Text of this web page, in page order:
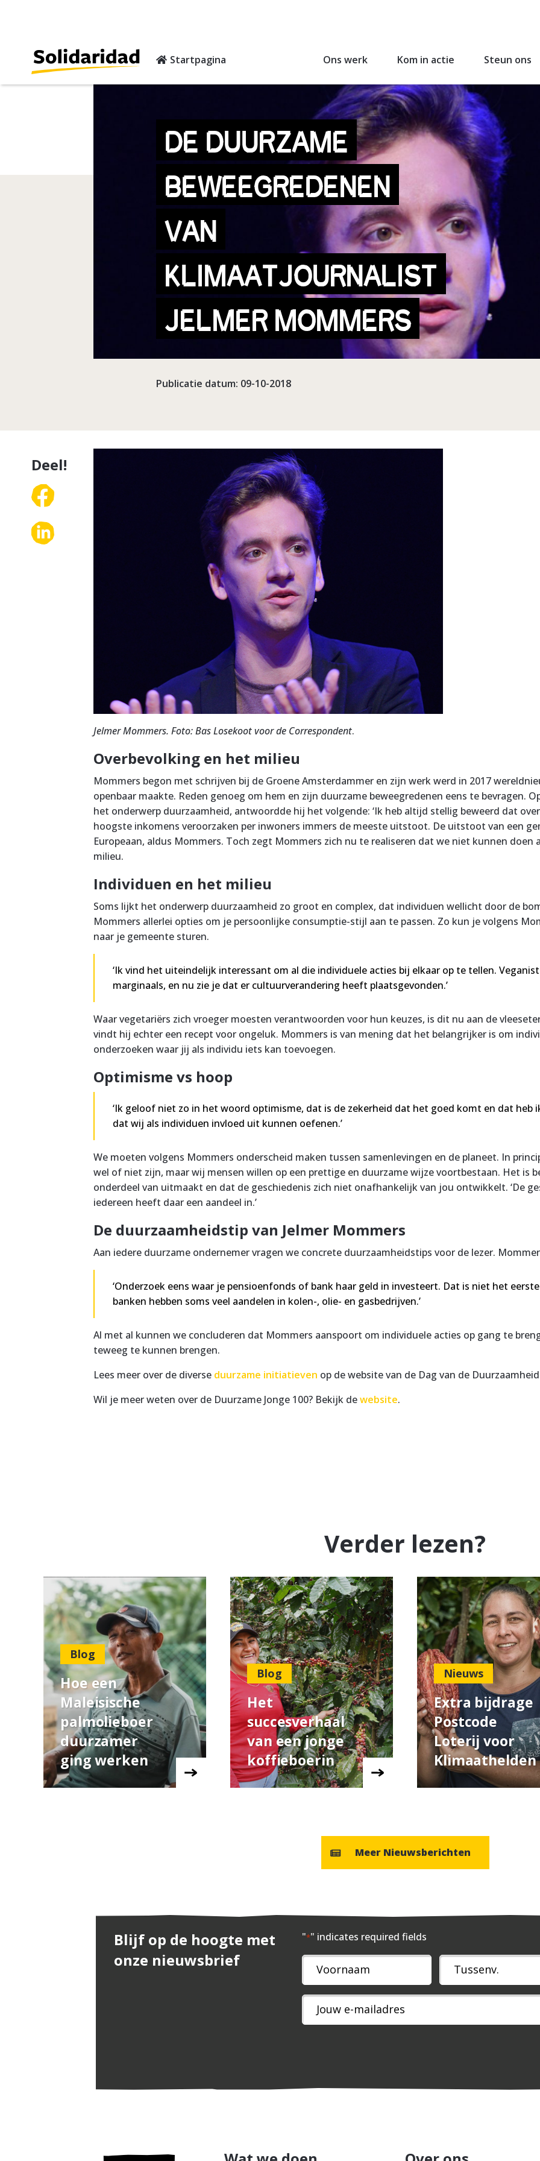
Startpagina Ons werk Kom in actie Steun ons
DE DUURZAME
BEWEEGREDENEN
VAN
KLIMAATJOURNALIST
JELMER MOMMERS
Publicatie datum: 09-10-2018
Deel!
Jelmer Mommers. Foto: Bas Losekoot voor de Correspondent.
Overbevolking en het milieu
Mommers begon met schrijven bij de Groene Amsterdammer en zijn werk werd in 2017
openbaar maakte. Reden genoeg om hem en zijn duurzame beweegredenen eens te bevragen.
het onderwerp duurzaamheid, antwoordde hij het volgende: ‘Ik heb altijd stellig beweerd dat
hoogste inkomens veroorzaken per inwoners immers de meeste uitstoot. De uitstoot van een
Europeaan, aldus Mommers. Toch zegt Mommers zich nu te realiseren dat we niet kunnen
milieu.
Individuen en het milieu
Soms lijkt het onderwerp duurzaamheid zo groot en complex, dat individuen wellicht door de
Mommers allerlei opties om je persoonlijke consumptie-stijl aan te passen. Zo kun je volgens
naar je gemeente sturen.
‘Ik vind het uiteindelijk interessant om al die individuele acties bij elkaar op te tellen.
marginaals, en nu zie je dat er cultuurverandering heeft plaatsgevonden.’
Waar vegetariërs zich vroeger moesten verantwoorden voor hun keuzes, is dit nu aan de
vindt hij echter een recept voor ongeluk. Mommers is van mening dat het belangrijker is om
onderzoeken waar jij als individu iets kan toevoegen.
Optimisme vs hoop
‘Ik geloof niet zo in het woord optimisme, dat is de zekerheid dat het goed komt en dat heb
dat wij als individuen invloed uit kunnen oefenen.’
We moeten volgens Mommers onderscheid maken tussen samenlevingen en de planeet. In
wel of niet zijn, maar wij mensen willen op een prettige en duurzame wijze voortbestaan. Het is
onderdeel van uitmaakt en dat de geschiedenis zich niet onafhankelijk van jou ontwikkelt. ‘De
iedereen heeft daar een aandeel in.’
De duurzaamheidstip van Jelmer Mommers
Aan iedere duurzame ondernemer vragen we concrete duurzaamheidstips voor de lezer.
‘Onderzoek eens waar je pensioenfonds of bank haar geld in investeert. Dat is niet het
banken hebben soms veel aandelen in kolen-, olie- en gasbedrijven.’
Al met al kunnen we concluderen dat Mommers aanspoort om individuele acties op gang te
teweeg te kunnen brengen.
Lees meer over de diverse duurzame initiatieven op de website van de Dag van de
Wil je meer weten over de Duurzame Jonge 100? Bekijk dewebsite.
Verder lezen?
Blog
Hoe een
Maleisische
palmolieboer
duurzamer
ging werken
Blog
Het
succesverhaal
van een jonge
koffieboerin
Nieuws
Extra bijdrage
Postcode
Loterij voor
Klimaathelden
Meer Nieuwsberichten
Blijf op de hoogte met
onze nieuwsbrief
"*" indicates required fields
Naam
*